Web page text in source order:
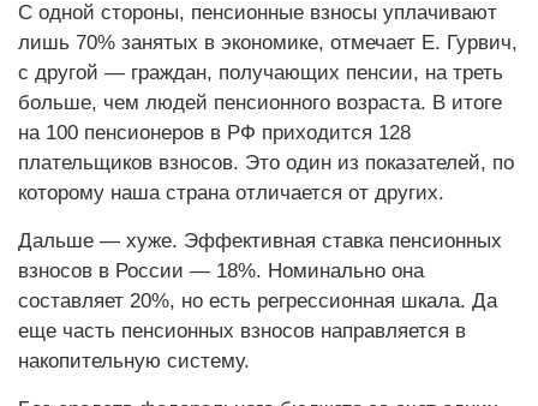
С одной стороны, пенсионные взносы уплачивают
лишь 70% занятых в экономике, отмечает Е. Гурвич,
с другой — граждан, получающих пенсии, на треть
больше, чем людей пенсионного возраста. В итоге
на 100 пенсионеров в РФ приходится 128
плательщиков взносов. Это один из показателей, по
которому наша страна отличается от других.
Дальше — хуже. Эффективная ставка пенсионных
взносов в России — 18%. Номинально она
составляет 20%, но есть регрессионная шкала. Да
еще часть пенсионных взносов направляется в
накопительную систему.